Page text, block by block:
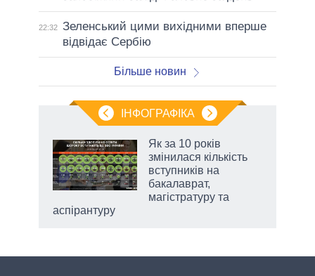
22:32 Зеленський цими вихідними вперше
відвідає Сербію
Більше новин
ІНФОГРАФІКА
Як за 10 років
змінилася кількість
вступників на
бакалаврат,
магістратуру та
аспірантуру